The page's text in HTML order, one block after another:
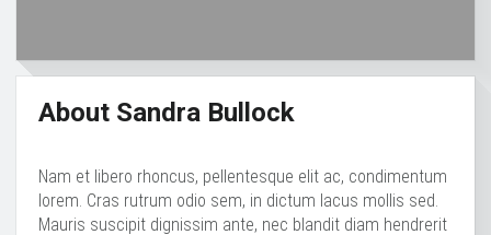
About Sandra Bullock
Nam et libero rhoncus, pellentesque elit ac, condimentum
lorem. Cras rutrum odio sem, in dictum lacus mollis sed.
Mauris suscipit dignissim ante, nec blandit diam hendrerit